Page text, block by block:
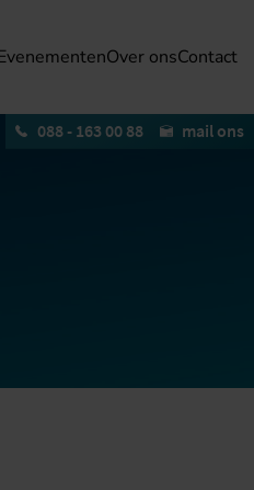
088 - 163 00 88 mail ons
Over onsContact